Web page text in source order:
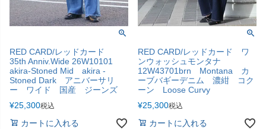
RED CARD/レッドカード
35th Anniv.Wide 26W10101
akira-Stoned Mid akira -
Stoned Dark アニバーサリ
ー ワイド 国産 ジーンズ
¥25,300税込
カートに入れる
RED CARD/レッドカード ワ
ンウォッシュモンタナ
12W43701brn Montana カ
ーブバギーデニム 濃紺 コク
ーン Loose Curvy
¥25,300税込
カートに入れる